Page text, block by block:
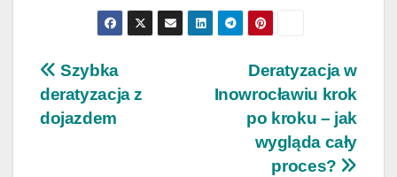
Nawigacja
wpisu
Deratyzacja w
Inowrocławiu krok
po kroku – jak
wygląda cały
proces?
Szybka
deratyzacja z
dojazdem